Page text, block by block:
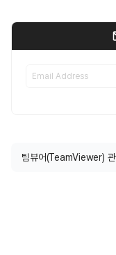
팀뷰어(TeamViewer)